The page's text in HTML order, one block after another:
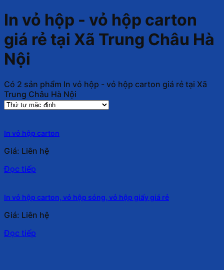
In vỏ hộp - vỏ hộp carton
giá rẻ tại Xã Trung Châu Hà
Nội
Có 2 sản phẩm In vỏ hộp - vỏ hộp carton giá rẻ tại Xã
Trung Châu Hà Nội
In vỏ hộp carton
Giá: Liên hệ
Đọc tiếp
In vỏ hộp carton, vỏ hộp sóng, vỏ hộp giấy giá rẻ
Giá: Liên hệ
Đọc tiếp